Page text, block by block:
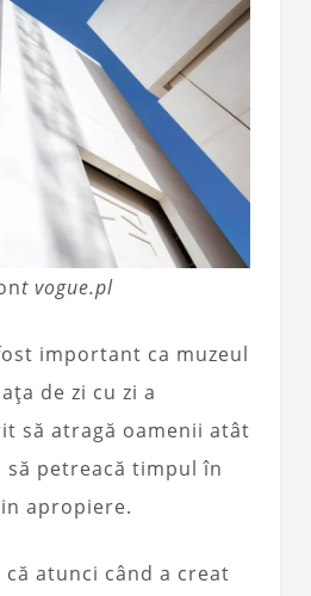
t vogue.pl
important ca muzeul
de zi cu zi a
să atragă oamenii atât
să petreacă timpul în
apropiere.
atunci când a creat